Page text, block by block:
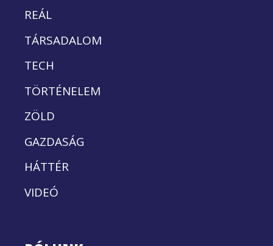
REÁL
TÁRSADALOM
TECH
TÖRTÉNELEM
ZÖLD
GAZDASÁG
HÁTTÉR
VIDEÓ